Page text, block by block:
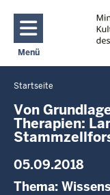
Menü
Navigation aktivieren/
Sie
befinden
sich
hier
Startseite
Von
Therapien:
05.09.2018
Thema: